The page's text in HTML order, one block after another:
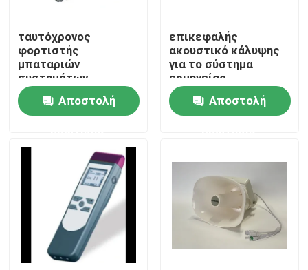
Σπίτι
Περίπου εμείς
Γύρος εργοστασίων
ταυτόχρονος
φορτιστής
μπαταριών
συστημάτων
ερμηνείας παροχής
ηλεκτρικού
ρεύματος φορτιστών
Αποστολή
επικεφαλής
ακουστικό κάλυψης
για το σύστημα
ερμηνείας
Αποστολή